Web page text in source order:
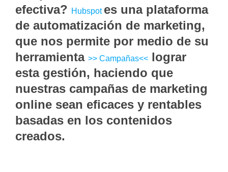
efectiva? Hubspot es una plataforma
de automatización de marketing,
que nos permite por medio de su
herramienta >> Campañas<< lograr
esta gestión, haciendo que
nuestras campañas de marketing
online sean eficaces y rentables
basadas en los contenidos
creados.